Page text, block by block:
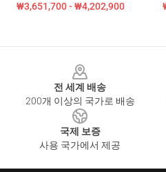
₩3,651,700 - ₩4,202,900
전 세계 배송
200개 이상의 국가로 배송
국제 보증
사용 국가에서 제공